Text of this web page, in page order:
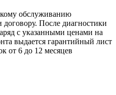
обслуживанию
договору. После диагностики
с указанными ценами на
выдается гарантийный лист
от 6 до 12 месяцев